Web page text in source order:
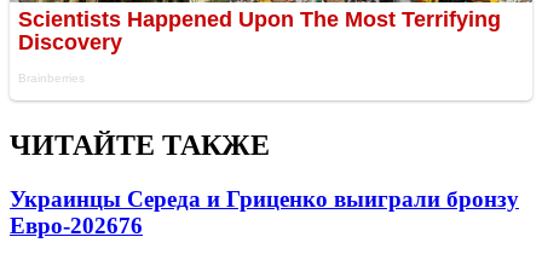
ЧИТАЙТЕ ТАКЖЕ
Украинцы Середа и Гриценко выиграли бронзу
Евро-202676